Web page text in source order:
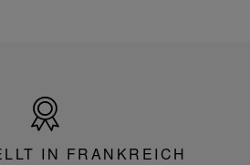
Frankreich
IN FRANKREICH